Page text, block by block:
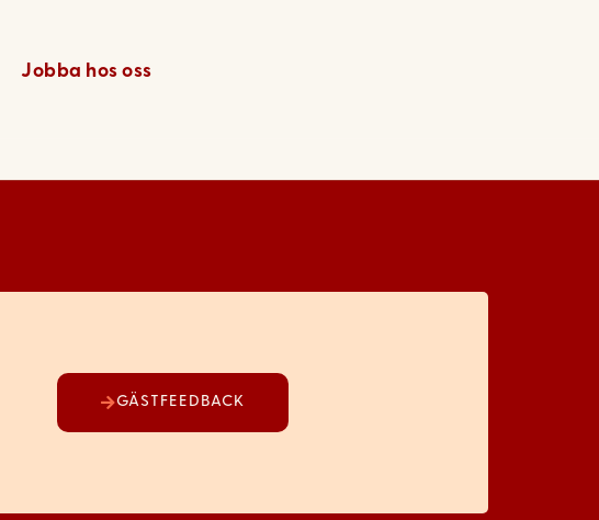
Jobba hos oss
GÄSTFEEDBACK